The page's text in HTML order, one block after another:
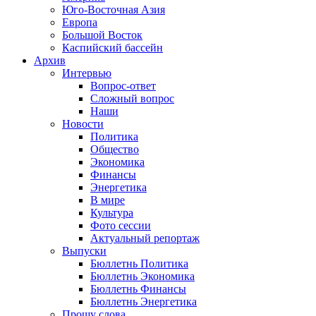
Юго-Восточная Азия
Европа
Большой Восток
Каспийский бассейн
Архив
Интервью
Вопрос-ответ
Сложный вопрос
Наши
Новости
Политика
Общество
Экономика
Финансы
Энергетика
В мире
Культура
Фото сессии
Актуальный репортаж
Выпуски
Бюллетнь Политика
Бюллетнь Экономика
Бюллетнь Финансы
Бюллетнь Энергетика